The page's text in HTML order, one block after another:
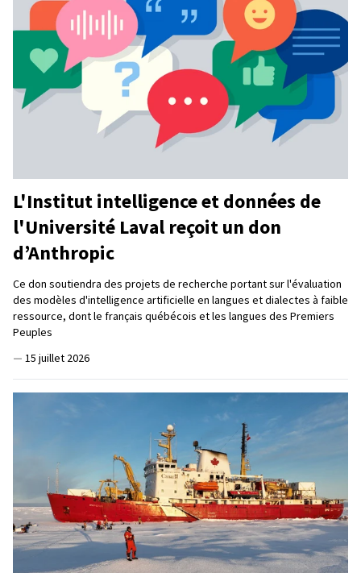
L'Institut intelligence et données de
l'Université Laval reçoit un don
d’Anthropic
Ce don soutiendra des projets de recherche portant sur l'évaluation
des modèles d'intelligence artificielle en langues et dialectes à faible
ressource, dont le français québécois et les langues des Premiers
Peuples
— 15 juillet 2026